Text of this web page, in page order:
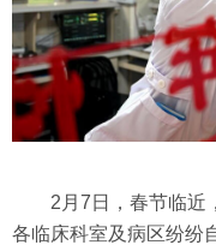
2月7日，春节临近
各临床科室及病区纷纷